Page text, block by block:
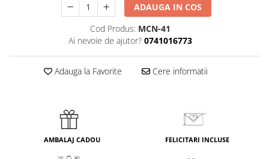
ADAUGA IN COS
Cod Produs: MCN-41
Ai nevoie de ajutor? 0741016773
Adauga la Favorite Cere informatii
AMBALAJ CADOU FELICITARI INCLUSE